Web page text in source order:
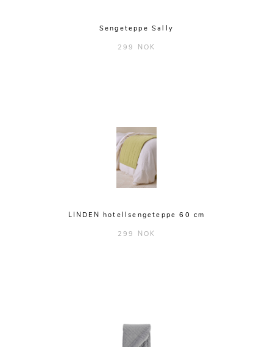
Sengeteppe Sally
299 NOK
LINDEN hotellsengeteppe 60 cm
299 NOK